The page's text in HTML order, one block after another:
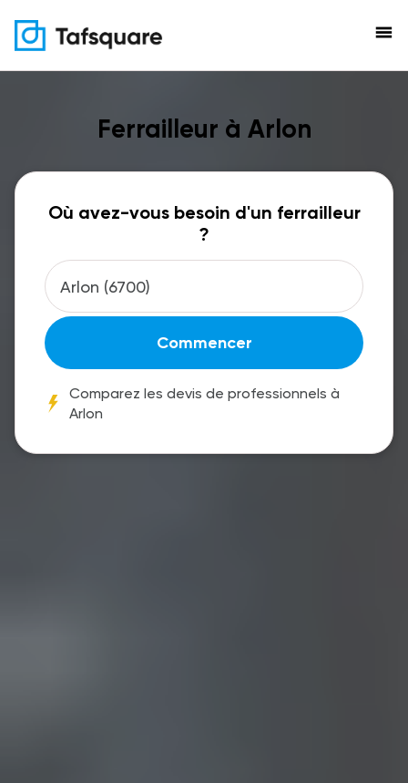
menu
Ferrailleur à Arlon
Où avez-vous besoin d'un ferrailleur
?
Commencer
Comparez les devis de professionnels à
Arlon